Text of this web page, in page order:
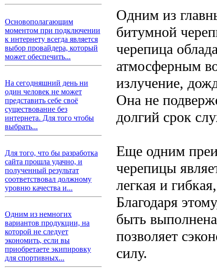
Основополагающим
моментом при подключении
к интернету всегда является
выбор провайдера, который
может обеспечить...
На сегодняшний день ни
один человек не может
представить себе своё
существование без
интернета. Для того чтобы
выбрать...
Для того, что бы разработка
сайта прошла удачно, и
полученный результат
соответствовал должному
уровню качества и...
Одним из немногих
вариантов продукции, на
которой не следует
экономить, если вы
приобретаете экипировку
для спортивных...
Одним из
битумной
черепица
атмосферным
излучение,
Она не
долгий срок
Еще одним
черепицы
легкая и
Благодаря
быть
позволяет
силу.